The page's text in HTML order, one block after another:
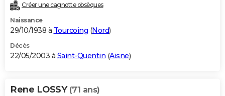
Créer une cagnotte obsèques
Naissance
29/10/1938 à Tourcoing (Nord)
Décès
22/05/2003 à Saint-Quentin (Aisne)
Rene LOSSY (71 ans)